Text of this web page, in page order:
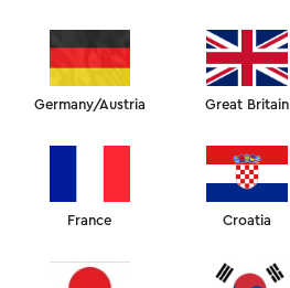
EXTRA PILLOW CASES
Germany/Austria Great Britain
France Croatia